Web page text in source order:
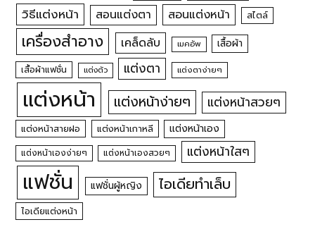
วิธีแต่งหน้า สอนแต่งตา สอนแต่งหน้า สไตล์
เครื่องสำอาง เคล็ดลับ เมคอัพ เสื้อผ้า
เสื้อผ้าแฟชั่น แต่งตัว แต่งตา แต่งตาง่ายๆ
แต่งหน้า แต่งหน้าง่ายๆ แต่งหน้าสวยๆ
แต่งหน้าสายฝอ แต่งหน้าเกาหลี แต่งหน้าเอง
แต่งหน้าเองง่ายๆ แต่งหน้าเองสวยๆ แต่งหน้าใสๆ
แฟชั่น แฟชั่นผู้หญิง ไอเดียทำเล็บ
ไอเดียแต่งหน้า